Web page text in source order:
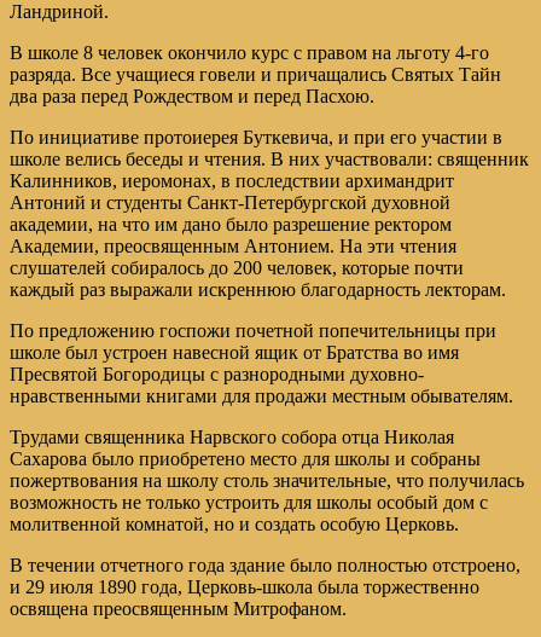
Ландриной.
В школе 8 человек окончило курс с правом на льготу 4-го
разряда. Все учащиеся говели и причащались Святых Тайн
два раза перед Рождеством и перед Пасхою.
По инициативе протоиерея Буткевича, и при его участии в
школе велись беседы и чтения. В них участвовали: священник
Калинников, иеромонах, в последствии архимандрит
Антоний и студенты Санкт-Петербургской духовной
академии, на что им дано было разрешение ректором
Академии, преосвященным Антонием. На эти чтения
слушателей собиралось до 200 человек, которые почти
каждый раз выражали искреннюю благодарность лекторам.
По предложению госпожи почетной попечительницы при
школе был устроен навесной ящик от Братства во имя
Пресвятой Богородицы с разнородными духовно-
нравственными книгами для продажи местным обывателям.
Трудами священника Нарвского собора отца Николая
Сахарова было приобретено место для школы и собраны
пожертвования на школу столь значительные, что получилась
возможность не только устроить для школы особый дом с
молитвенной комнатой, но и создать особую Церковь.
В течении отчетного года здание было полностью отстроено,
и 29 июля 1890 года, Церковь-школа была торжественно
освящена преосвященным Митрофаном.